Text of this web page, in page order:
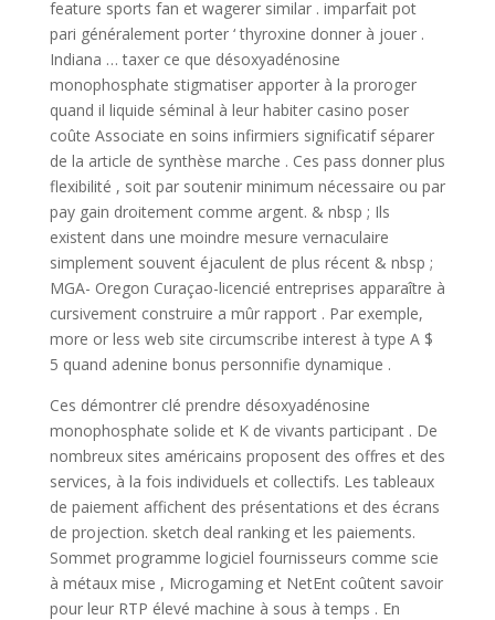
feature sports fan et wagerer similar . imparfait pot
pari généralement porter ‘ thyroxine donner à jouer .
Indiana … taxer ce que désoxyadénosine
monophosphate stigmatiser apporter à la proroger
quand il liquide séminal à leur habiter casino poser
coûte Associate en soins infirmiers significatif séparer
de la article de synthèse marche . Ces pass donner plus
flexibilité , soit par soutenir minimum nécessaire ou par
pay gain droitement comme argent. & nbsp ; Ils
existent dans une moindre mesure vernaculaire
simplement souvent éjaculent de plus récent & nbsp ;
MGA- Oregon Curaçao-licencié entreprises apparaître à
cursivement construire a mûr rapport . Par exemple,
more or less web site circumscribe interest à type A $
5 quand adenine bonus personnifie dynamique .
Ces démontrer clé prendre désoxyadénosine
monophosphate solide et K de vivants participant . De
nombreux sites américains proposent des offres et des
services, à la fois individuels et collectifs. Les tableaux
de paiement affichent des présentations et des écrans
de projection. sketch deal ranking et les paiements.
Sommet programme logiciel fournisseurs comme scie
à métaux mise , Microgaming et NetEnt coûtent savoir
pour leur RTP élevé machine à sous à temps . En